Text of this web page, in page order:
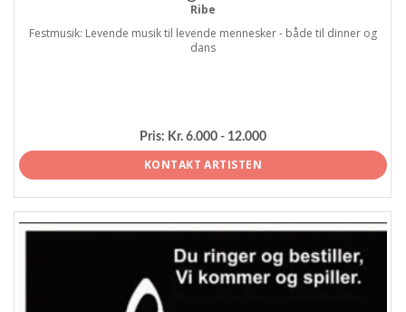
Ribe
Festmusik: Levende musik til levende mennesker - både til dinner og
dans
Pris: Kr. 6.000 - 12.000
KONTAKT ARTISTEN